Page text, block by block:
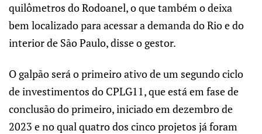
quilômetros do Rodoanel, o que também o deixa
bem localizado para acessar a demanda do Rio e do
interior de São Paulo, disse o gestor.
O galpão será o primeiro ativo de um segundo ciclo
de investimentos do CPLG11, que está em fase de
conclusão do primeiro, iniciado em dezembro de
2023 e no qual quatro dos cinco projetos já foram